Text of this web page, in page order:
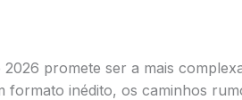
promete ser a mais
formato inédito, os caminhos